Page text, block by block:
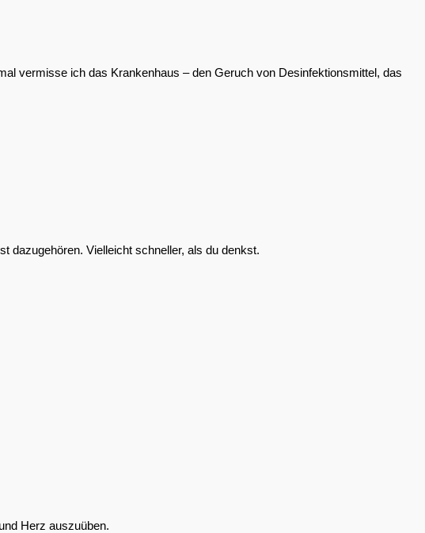
vermisse ich das Krankenhaus – den Geruch von Desinfektionsmittel, das
dazugehören. Vielleicht schneller, als du denkst.
Herz auszuüben.